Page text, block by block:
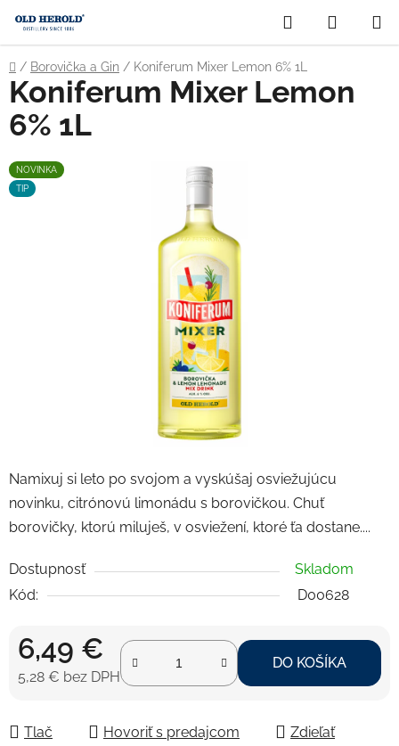
obsah
Hľadať
KOŠÍK
Domov
/ Borovička a Gin / Koniferum Mixer Lemon 6% 1L
Namixuj si leto po svojom a vyskúšaj osviežujúcu
novinku, citrónovú limonádu s borovičkou. Chuť
borovičky, ktorú miluješ, v osviežení, ktoré ťa dostane....
Dostupnosť
Skladom
Kód:
D00628
6,49 €
5,28 € bez DPH
DO KOŠÍKA
Tlač Hovoriť s predajcom Zdieľať
Koniferum Mixer Lemon
6% 1L
NOVINKA
TIP